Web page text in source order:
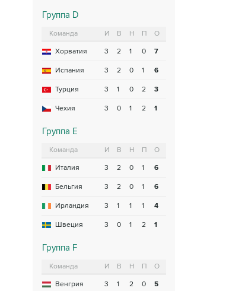
Группа D
Команда И В Н П
О
Хорватия
3 2 1 0 7
Испания 3 2 0 1 6
Турция 3 1 0 2 3
Чехия 3 0 1 2 1
Группа E
Команда И В Н П
О
Италия
3 2 0 1 6
Бельгия 3 2 0 1 6
Ирландия 3 1 1 1 4
Швеция 3 0 1 2 1
Группа F
Команда И В Н П
О
Венгрия
3 1 2 0 5